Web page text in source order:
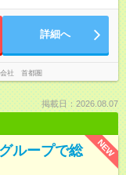
詳細へ
会社 首都圏
掲載日：2026.08.07
NEW
ループで総